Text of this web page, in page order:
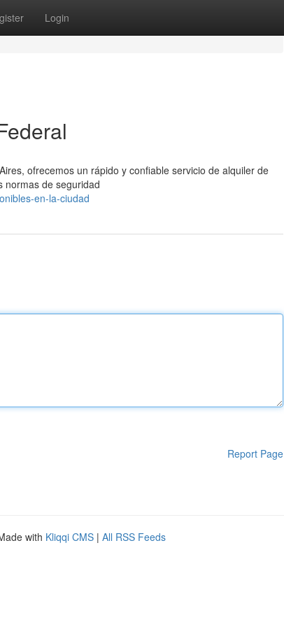
Login
ofrecemos un rápido y confiable servicio de alquiler de
normas de seguridad
en-la-ciudad
Report Page
with Kliqqi CMS | All RSS Feeds